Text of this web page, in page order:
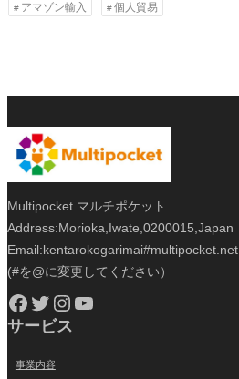
アマゾン輸入 個人貿易
Multipocket マルチポケット
Address:Morioka,Iwate,0200015,Japan
Email:kentarokogarimai#multipocket.net
(#を@に変更してください）
Facebook Twitter Instagram YouTube
サービス
事業内容